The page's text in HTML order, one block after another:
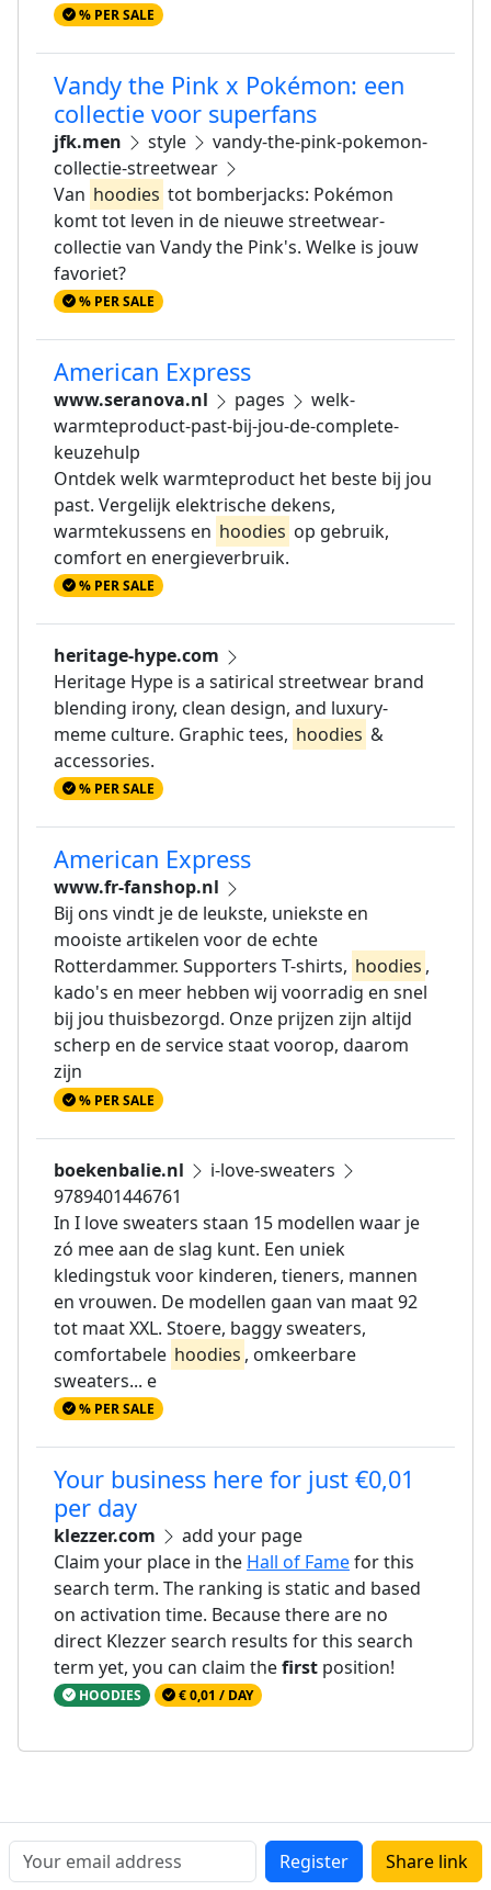
% PER SALE
Vandy the Pink x Pokémon: een
collectie voor superfans
jfk.men style
vandy-the-pink-pokemon-
collectie-streetwear
Van hoodies tot bomberjacks: Pokémon
komt tot leven in de nieuwe streetwear-
collectie van Vandy the Pink's. Welke is jouw
favoriet?
% PER SALE
American Express
www.seranova.nl pages
welk-
warmteproduct-past-bij-jou-de-complete-
keuzehulp
Ontdek welk warmteproduct het beste bij jou
past. Vergelijk elektrische dekens,
warmtekussens en hoodies op gebruik,
comfort en energieverbruik.
% PER SALE
heritage-hype.com
Heritage Hype is a satirical streetwear brand
blending irony, clean design, and luxury-
meme culture. Graphic tees, hoodies &
accessories.
% PER SALE
American Express
www.fr-fanshop.nl
Bij ons vindt je de leukste, uniekste en
mooiste artikelen voor de echte
Rotterdammer. Supporters T-shirts, hoodies ,
kado's en meer hebben wij voorradig en snel
bij jou thuisbezorgd. Onze prijzen zijn altijd
scherp en de service staat voorop, daarom
zijn
% PER SALE
boekenbalie.nl
i-love-sweaters
9789401446761
In I love sweaters staan 15 modellen waar je
zó mee aan de slag kunt. Een uniek
kledingstuk voor kinderen, tieners, mannen
en vrouwen. De modellen gaan van maat 92
tot maat XXL. Stoere, baggy sweaters,
comfortabele hoodies , omkeerbare
sweaters... e
% PER SALE
Your business here for just €0,01
per day
klezzer.com
add your page
Claim your place in the Hall of Famefor this
search term. The ranking is static and based
on activation time. Because there are no
direct Klezzer search results for this search
term yet, you can claim thefirst position!
HOODIES € 0,01 / DAY
Register Share link